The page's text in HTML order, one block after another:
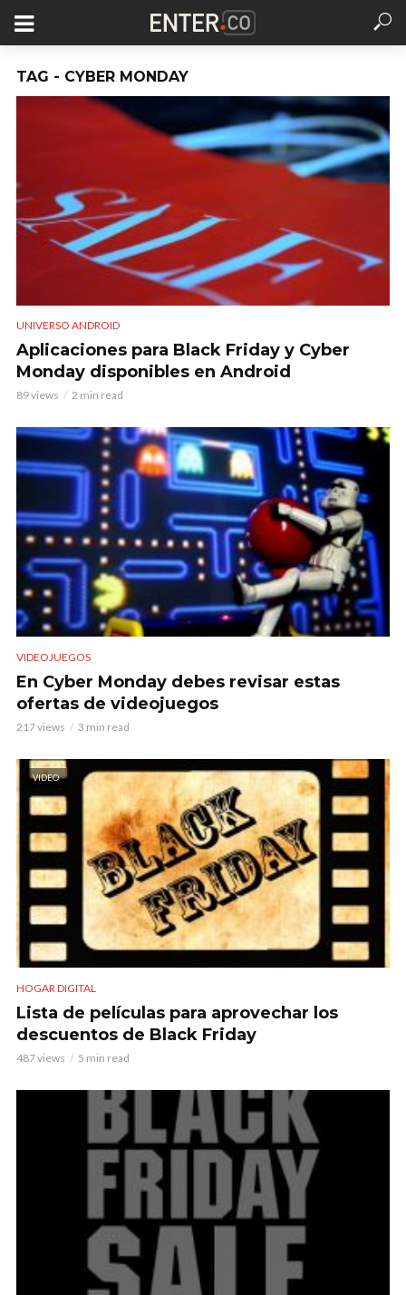
TAG - CYBER MONDAY
UNIVERSO ANDROID
Aplicaciones para Black Friday y Cyber
Monday disponibles en Android
89 views 2 min read
VIDEOJUEGOS
En Cyber Monday debes revisar estas
ofertas de videojuegos
217 views 3 min read
VIDEO
HOGAR DIGITAL
Lista de películas para aprovechar los
descuentos de Black Friday
487 views 5 min read